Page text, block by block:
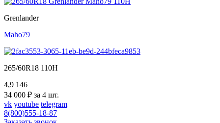
Grenlander
Maho79
265/60R18 110H
4,9 146
34 000 ₽ за 4 шт.
vk youtube telegram
8(800)555-18-87